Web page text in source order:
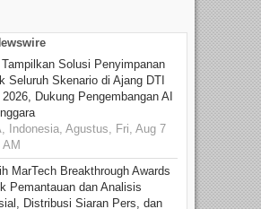
Solusi Penyimpanan
Seluruh Skenario di Ajang DTI
Dukung Pengembangan AI
Indonesia, Agustus, Fri, Aug 7
AM
MarTech Breakthrough Awards
Pemantauan dan Analisis
Distribusi Siaran Pers, dan